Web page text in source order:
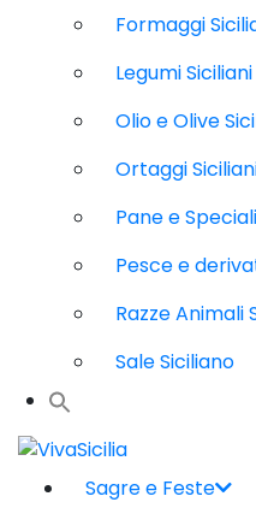
Formaggi
Legumi Siciliani
Olio e Olive
Ortaggi
Pane e
Pesce e
Razze Animali
Sale Siciliano
Sagre e Feste